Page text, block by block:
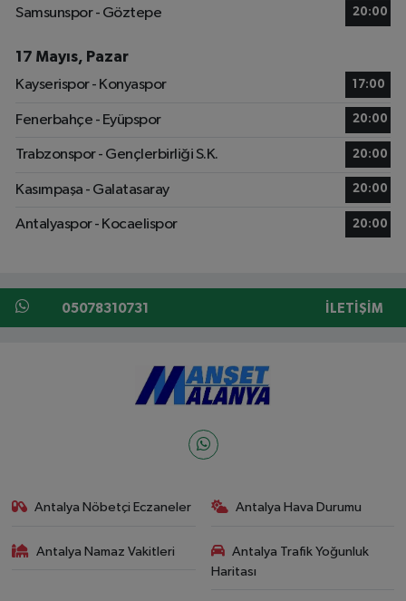
Samsunspor - Göztepe 20:00
17 Mayıs, Pazar
Kayserispor - Konyaspor
17:00
Fenerbahçe - Eyüpspor 20:00
Trabzonspor - Gençlerbirliği S.K. 20:00
Kasımpaşa - Galatasaray 20:00
Antalyaspor - Kocaelispor 20:00
05078310731 İLETIŞIM
Antalya Nöbetçi Eczaneler Antalya Hava Durumu
Antalya Namaz Vakitleri
Antalya Trafik Yoğunluk
Haritası